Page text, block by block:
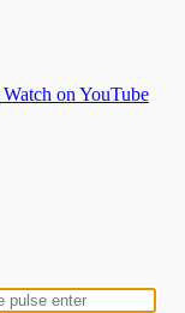
Watch on YouTube